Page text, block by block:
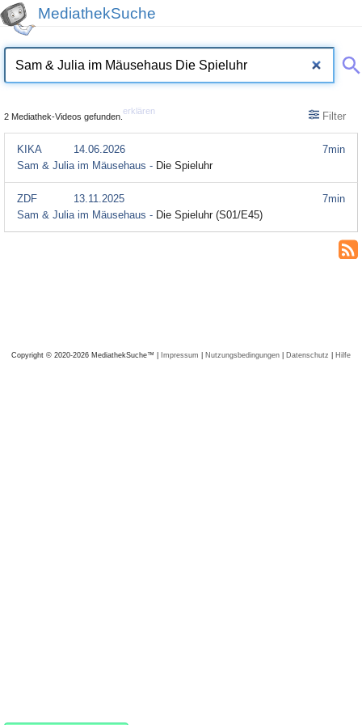
MediathekSuche
2 Mediathek-Videos gefunden.
erklären Filter
7min
KIKA
14.06.2026
Sam & Julia im Mäusehaus - Die Spieluhr
7min
ZDF
13.11.2025
Sam & Julia im Mäusehaus - Die Spieluhr (S01/E45)
Copyright © 2020-2026 MediathekSuche™ | Impressum | Nutzungsbedingungen | Datenschutz | Hilfe